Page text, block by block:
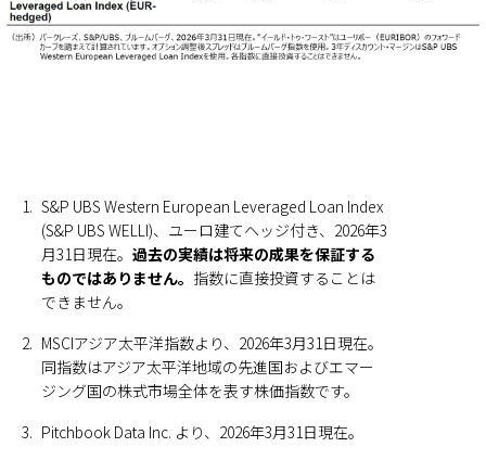
1. S&P UBS Western European Leveraged Loan Index
(S&P UBS WELLI)、ユーロ建てヘッジ付き、2026年3
月31日現在。 過去の実績は将来の成果を保証する
ものではありません。 指数に直接投資することは
できません。
2. MSCIアジア太平洋指数より、2026年3月31日現在。
同指数はアジア太平洋地域の先進国およびエマー
ジング国の株式市場全体を表す株価指数です。
3. Pitchbook Data Inc. より、2026年3月31日現在。